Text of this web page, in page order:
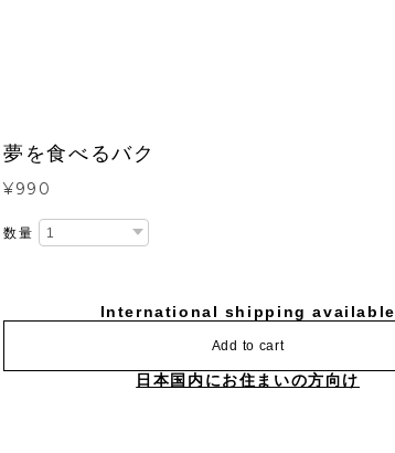
夢を食べるバク
¥990
数量
International shipping available
Add to cart
日本国内にお住まいの方向け